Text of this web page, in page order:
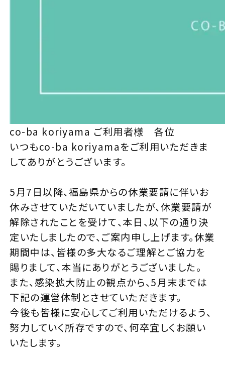
co-ba koriyama ご利用者様 各位
いつもco-ba koriyamaをご利用いただきま
してありがとうございます。
5月7日以降、福島県からの休業要請に伴いお
休みさせていただいていましたが、休業要請が
解除されたことを受けて、本日、以下の通り決
定いたしましたので、ご案内申し上げます。休業
期間中は、皆様の多大なるご理解とご協力を
賜りまして、本当にありがとうございました。
また、感染拡大防止の観点から、5月末までは
下記の運営体制とさせていただきます。
今後も皆様に安心してご利用いただけるよう、
努力していく所存ですので、何卒宜しくお願い
いたします。